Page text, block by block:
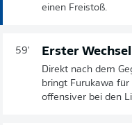
einen Freistoß.
59' Erster
Direkt nach dem
bringt Furukawa
offensiver bei den